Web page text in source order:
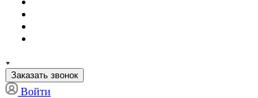
Заказать звонок
Войти